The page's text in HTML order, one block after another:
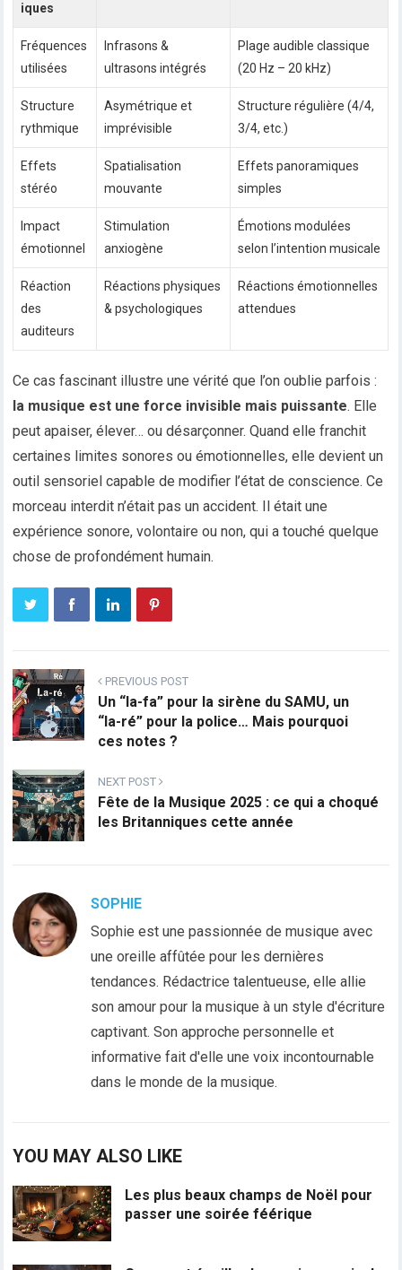
iques
Fréquences
utilisées
Infrasons &
ultrasons intégrés
Plage audible classique
(20 Hz – 20 kHz)
Structure
rythmique
Asymétrique et
imprévisible
Structure régulière (4/4,
3/4, etc.)
Effets
stéréo
Spatialisation
mouvante
Effets panoramiques
simples
Impact
émotionnel
Stimulation
anxiogène
Émotions modulées
selon l’intention musicale
Réaction
des
auditeurs
Réactions physiques
& psychologiques
Réactions émotionnelles
attendues
Ce cas fascinant illustre une vérité que l’on oublie parfois :
la musique est une force invisible mais puissante. Elle
peut apaiser, élever… ou désarçonner. Quand elle franchit
certaines limites sonores ou émotionnelles, elle devient un
outil sensoriel capable de modifier l’état de conscience. Ce
morceau interdit n’était pas un accident. Il était une
expérience sonore, volontaire ou non, qui a touché quelque
chose de profondément humain.
PREVIOUS POST
Un “la-fa” pour la sirène du SAMU, un
“la-ré” pour la police… Mais pourquoi
ces notes ?
NEXT POST
Fête de la Musique 2025 : ce qui a choqué
les Britanniques cette année
SOPHIE
Sophie est une passionnée de musique avec
une oreille affûtée pour les dernières
tendances. Rédactrice talentueuse, elle allie
son amour pour la musique à un style d'écriture
captivant. Son approche personnelle et
informative fait d'elle une voix incontournable
dans le monde de la musique.
YOU MAY ALSO LIKE
Les plus beaux champs de Noël pour
passer une soirée féérique